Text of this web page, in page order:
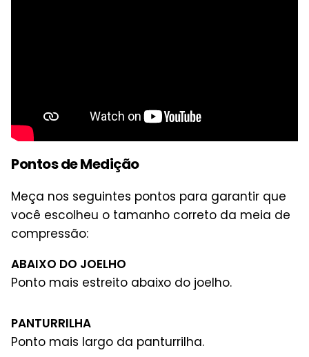
Pontos de Medição
Meça nos seguintes pontos para garantir que
você escolheu o tamanho correto da meia de
compressão:
ABAIXO DO JOELHO
Ponto mais estreito abaixo do joelho.
PANTURRILHA
Ponto mais largo da panturrilha.